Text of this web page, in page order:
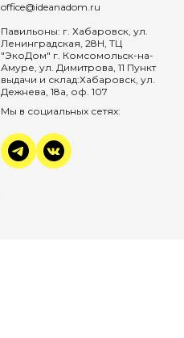
office@ideanadom.ru
Павильоны: г. Хабаровск, ул.
Ленинградская, 28Н, ТЦ
"ЭкоДом" г. Комсомольск-на-
Амуре, ул. Димитрова, 11 Пункт
выдачи и склад:Хабаровск, ул.
Дежнева, 18а, оф. 107
Мы в социальных сетях: